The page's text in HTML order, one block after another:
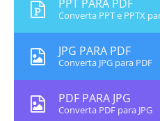
PPT PARA PDF
Converta PPT e PPTX
JPG PARA PDF
Converta JPG para PDF
PDF PARA JPG
Converta PDF para JPG